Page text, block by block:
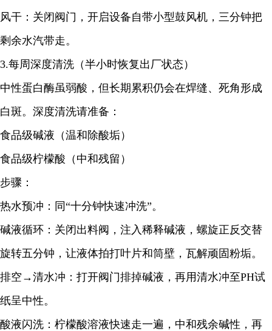
风干：关闭阀门，开启设备自带小型鼓风机，三分钟把
剩余水汽带走。
3.每周深度清洗（半小时恢复出厂状态）
中性蛋白酶虽弱酸，但长期累积仍会在焊缝、死角形成
白斑。深度清洗请准备：
食品级碱液（温和除酸垢）
食品级柠檬酸（中和残留）
步骤：
热水预冲：同“十分钟快速冲洗”。
碱液循环：关闭出料阀，注入稀释碱液，螺旋正反交替
旋转五分钟，让液体拍打叶片和筒壁，瓦解顽固粉垢。
排空→清水冲：打开阀门排掉碱液，再用清水冲至PH试
纸呈中性。
酸液闪洗：柠檬酸溶液快速走一遍，中和残余碱性，再